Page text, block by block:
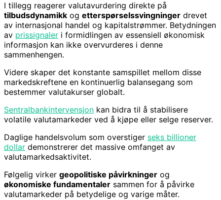
I tillegg reagerer valutavurdering direkte på
tilbudsdynamikk og etterspørselssvingninger drevet
av internasjonal handel og kapitalstrømmer. Betydningen
av prissignaler i formidlingen av essensiell økonomisk
informasjon kan ikke overvurderes i denne
sammenhengen.
Videre skaper det konstante samspillet mellom disse
markedskreftene en kontinuerlig balansegang som
bestemmer valutakurser globalt.
Sentralbankintervensjon kan bidra til å stabilisere
volatile valutamarkeder ved å kjøpe eller selge reserver.
Daglige handelsvolum som overstiger seks billioner
dollar demonstrerer det massive omfanget av
valutamarkedsaktivitet.
Følgelig virker geopolitiske påvirkninger og
økonomiske fundamentaler sammen for å påvirke
valutamarkeder på betydelige og varige måter.